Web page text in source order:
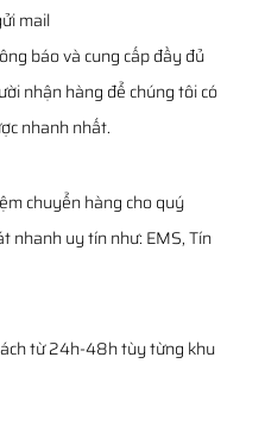
mail
báo và cung cấp đầy đủ
nhận hàng để chúng tôi có
nhanh nhất.
chuyển hàng cho quý
nhanh uy tín như: EMS, Tín
từ 24h-48h tùy từng khu